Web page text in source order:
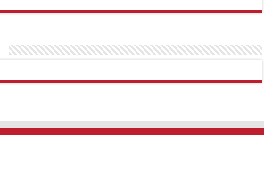
SupertotobetTipobetMatadorbetMariobet